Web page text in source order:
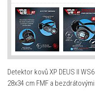
Detektor kovů XP DEUS II
28x34 cm FMF a